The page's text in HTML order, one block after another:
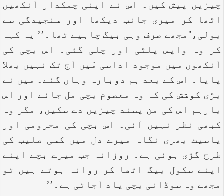
چیزیں پیش کیں۔ اس نے اپنی چمکدار آنکھیں
اٹھا کر میری جانب دیکھا اور سنجیدگی سے
بولی،‘‘مجھے صرف وہی بیگ چاہیے تھا۔’’ یہ کہہ
کر وہ واپس پلٹی اور چلی گئی۔ اس بچی کی
آنکھوں میں موجود اداسی مَیں آج تک نہیں بھلا
پایا۔ اس کے بعد ہم دوبارہ وہاں گئے۔ میں نے
بڑی کوشش کی کہ وہ معصوم بچی مل جائے اور اس
بارہم اس کی من پسند چیزیں دے سکیں، مگر وہ
کبھی نظر نہیں آئی۔ اس بچی کی محرومی اور
یاسیت بھری نگاہ میرے دل میں کسی صلیب کی
طرح گڑی ہوئی ہے۔ روزانہ جب میرے بچے اپنے
اپنے سکول بیگ اٹھا کر روانہ ہوتے ہیں تو
مجھے وہ سوڈانی بچی یاد آجاتی ہے۔’’